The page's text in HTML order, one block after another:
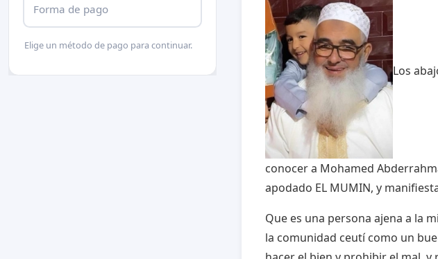
Los
conocer a Mohamed
apodado EL MUMIN, y
Que es una persona ajena a la
la comunidad ceutí como un
Forma de pago
Elige un método de pago para continuar.